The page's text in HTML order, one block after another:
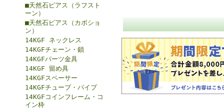
■天然石ピアス（ラフスト
ーン）
■天然石ピアス（カボショ
ン）
14KGF ネックレス
14KGFチェーン・鎖
14KGFパーツ金具
14KGF 留め具
14KGFスペーサー
14KGFチューブ・パイプ
14KGFコインフレーム・コ
イン枠